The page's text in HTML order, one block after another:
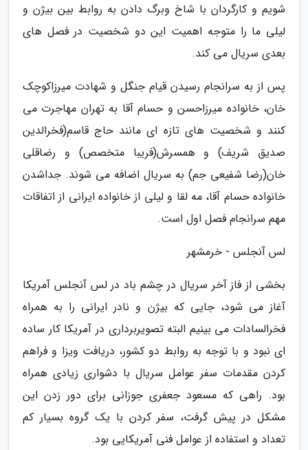
شویم و کارگردان با شاخ وبرگ دادن به روابط بین بیژن و
لیلی ما را متوجه اهمیت این دو شخصیت در فصل های
بعدی سریال می کند.
پس از به سرانجام رسیدن قیام جنگل و شهادت میرزاکوچک
خان، خانواده میرزاحسن و حسام آقا به تهران مهاجرت می
کنند و شخصیت های تازه ای مانند حاج قاسم(فخرالدین
صدیق شریف) و همسرش(فریبا متخصص) و رضاقلی
خان(رضا شفیعی جم) به سریال اضافه می شوند. جداشدن
خانواده حسام آقا، مه لقا و لیلی از خانواده ایرانی از اتفاقات
مهم سرانجام فصل اول است.
لس آنجلس - خرمشهر
بخشی از فاز آخر سریال در چشم باد در لس آنجلس آمریکا
آغاز می شود، جایی که بیژن و نادر ایرانی را به همراه
فخرالسادات می بینیم البته تصویربرداری در آمریکا کار ساده
ای نبود و با توجه به روابط دو کشور، دریافت ویزا و فراهم
کردن مقدمات سفر عوامل سریال با دشواری زیادی همراه
بود. راهی که مسعود جعفری جوزانی برای دور زدن این
مشکل در پیش گرفت، سفر کردن با یک گروه بسیار کم
تعداد و استفاده از عوامل فنی آمریکایی بود.